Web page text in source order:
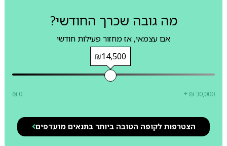
מה גובה שכרך החודשי?
אם עצמאי, אז מחזור פעילות חודשי
₪14,500
₪ 0 + ₪ 30,000
הצטרפות לקופה הטובה ביותר בתנאים מועדפים